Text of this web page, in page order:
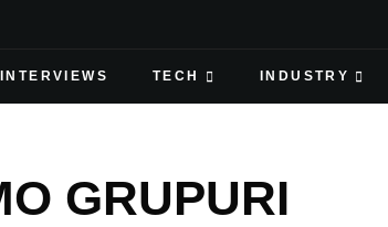
INTERVIEWS TECH INDUSTRY
GRUPURI